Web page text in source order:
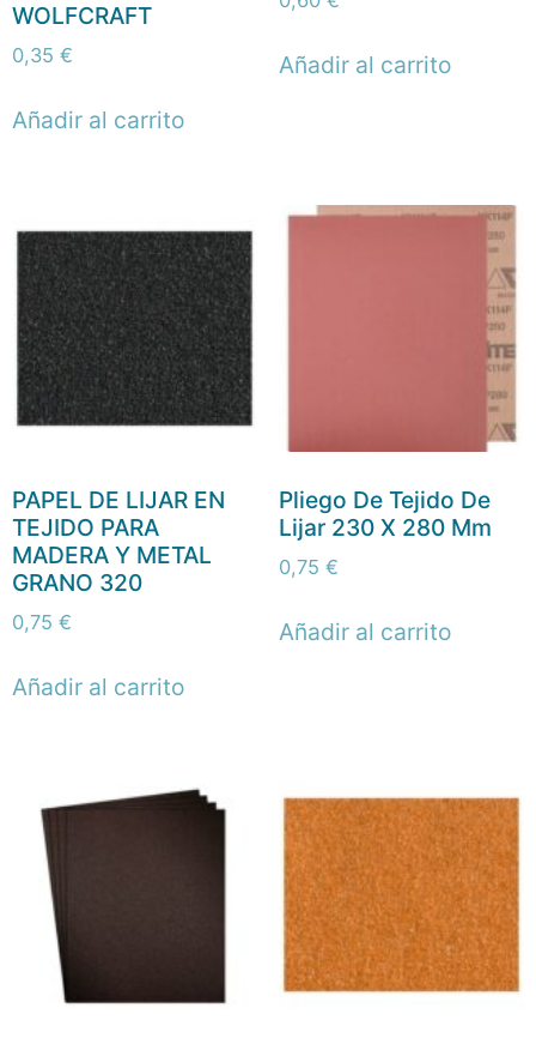
WOLFCRAFT
0,35 €
Añadir al carrito
Añadir al carrito
PAPEL DE LIJAR EN
TEJIDO PARA
MADERA Y METAL
GRANO 320
0,75 €
Añadir al carrito
Pliego De Tejido De
Lijar 230 X 280 Mm
0,75 €
Añadir al carrito